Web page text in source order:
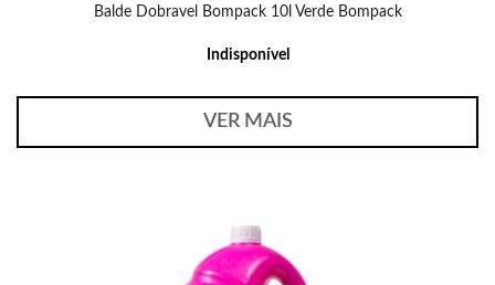
Balde Dobravel Bompack 10l Verde Bompack
Indisponível
VER MAIS